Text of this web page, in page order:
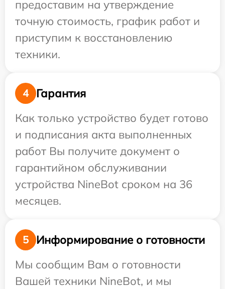
предоставим на утверждение
точную стоимость, график работ и
приступим к восстановлению
техники.
4
Гарантия
Как только устройство будет готово
и подписания акта выполненных
работ Вы получите документ о
гарантийном обслуживании
устройства NineBot сроком на 36
месяцев.
5
Информирование о готовности
Мы сообщим Вам о готовности
Вашей техники NineBot, и мы